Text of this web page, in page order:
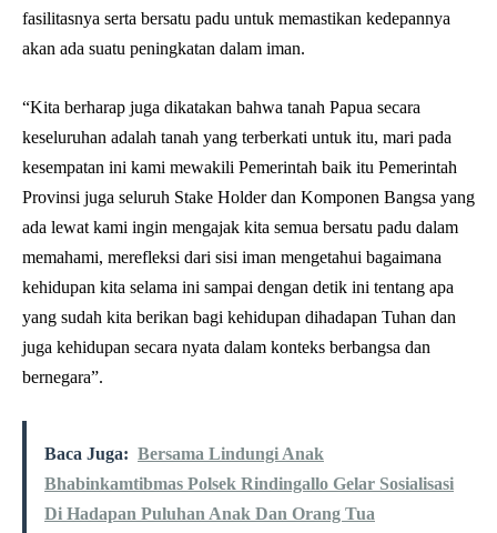
fasilitasnya serta bersatu padu untuk memastikan kedepannya
akan ada suatu peningkatan dalam iman.
“Kita berharap juga dikatakan bahwa tanah Papua secara
keseluruhan adalah tanah yang terberkati untuk itu, mari pada
kesempatan ini kami mewakili Pemerintah baik itu Pemerintah
Provinsi juga seluruh Stake Holder dan Komponen Bangsa yang
ada lewat kami ingin mengajak kita semua bersatu padu dalam
memahami, merefleksi dari sisi iman mengetahui bagaimana
kehidupan kita selama ini sampai dengan detik ini tentang apa
yang sudah kita berikan bagi kehidupan dihadapan Tuhan dan
juga kehidupan secara nyata dalam konteks berbangsa dan
bernegara”.
Baca Juga: Bersama Lindungi Anak
Bhabinkamtibmas Polsek Rindingallo Gelar Sosialisasi
Di Hadapan Puluhan Anak Dan Orang Tua